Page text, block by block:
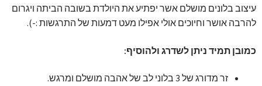
עיצוב בלונים מושלם אשר יפתיע את היולדת בשובה הביתה ויגרום
להרבה אושר וחיוכים אולי אפילו מעט דמעות של התרגשות :-).
כמובן תמיד ניתן לשדרג ולהוסיף:
זר מדורג של 3 בלוני לב של אהבה מושלם ומרגש.